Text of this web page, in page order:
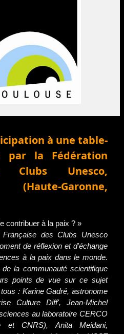
à une table-
par la Fédération
Clubs Unesco,
Garonne,
contribuer à la paix ? »
Française des Clubs Unesco
de réflexion et d'échange
à la paix dans le monde.
la communauté scientifique
points de vue sur ce sujet
: Karine Gadré, astronome
Culture Diff', Jean-Michel
au laboratoire CERCO
et CNRS), Anita Meidani,